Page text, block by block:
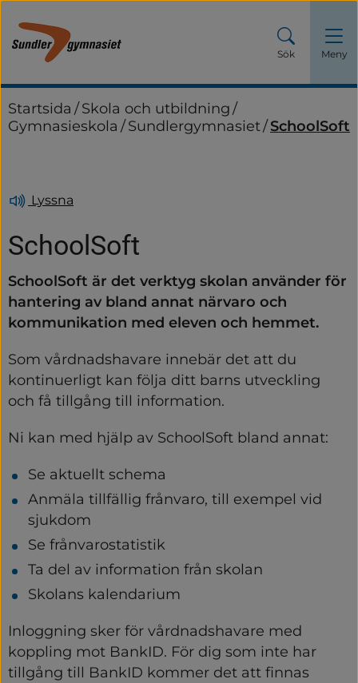
Sök Meny
Startsida /Skola och utbildning/
Gymnasieskola /Sundlergymnasiet/SchoolSoft
Lyssna
SchoolSoft
SchoolSoft är det verktyg skolan använder för
hantering av bland annat närvaro och
kommunikation med eleven och hemmet.
Som vårdnadshavare innebär det att du
kontinuerligt kan följa ditt barns utveckling
och få tillgång till information.
Ni kan med hjälp av SchoolSoft bland annat:
Se aktuellt schema
Anmäla tillfällig frånvaro, till exempel vid
sjukdom
Se frånvarostatistik
Ta del av information från skolan
Skolans kalendarium
Inloggning sker för vårdnadshavare med
koppling mot BankID. För dig som inte har
tillgång till BankID kommer det att finnas